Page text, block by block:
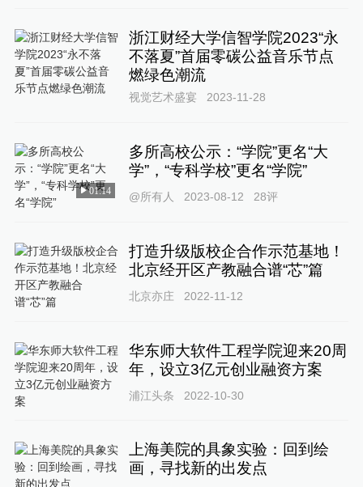
浙江财经大学信智学院2023“永
不落夏”首届零碳公益音乐节点
燃绿色潮流
视觉艺术盛宴 2023-11-28
01:14
多所高校公示：“学院”更名“大
学”，“专科学校”更名“学院”
@所有人 2023-08-12 28评
打造升级版校企合作示范基地！
北京经开区产教融合谱“芯”篇
北京亦庄 2022-11-12
华东师大软件工程学院迎来20周
年，设立3亿元创业融资方案
浦江头条 2022-10-30
上海美院的具象实验：回到绘
画，寻找新的出发点